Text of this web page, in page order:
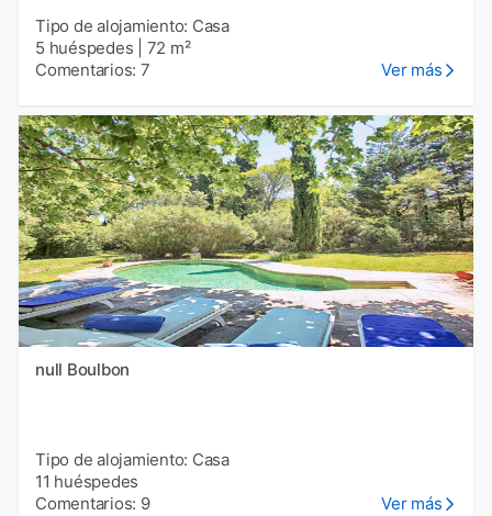
Tipo de alojamiento: Casa
5 huéspedes
72 m²
Comentarios: 7
Ver más
null Boulbon
Tipo de alojamiento: Casa
11 huéspedes
Comentarios: 9
Ver más